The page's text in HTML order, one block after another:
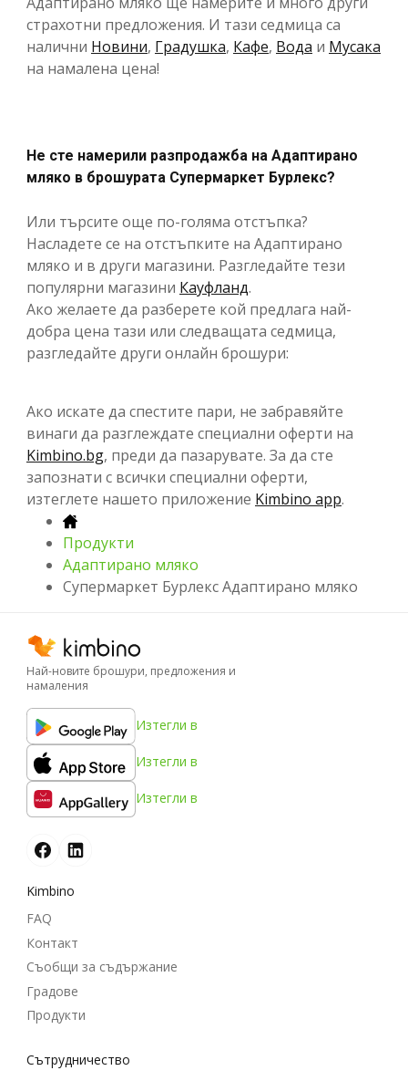
страхотни предложения. И тази седмица са
налични Новини, Градушка, Кафе, Вода и Мусака
на намалена цена!
Не сте намерили разпродажба на Адаптирано
мляко в брошурата Супермаркет Бурлекс?
Или търсите още по-голяма отстъпка?
Насладете се на отстъпките на Адаптирано
мляко и в други магазини. Разгледайте тези
популярни магазини Кауфланд.
Ако желаете да разберете кой предлага най-
добра цена тази или следващата седмица,
разгледайте други онлайн брошури:
Ако искате да спестите пари, не забравяйте
винаги да разглеждате специални оферти на
Kimbino.bg, преди да пазарувате. За да сте
запознати с всички специални оферти,
изтеглете нашето приложение Kimbino app.
Продукти
Адаптирано мляко
Супермаркет Бурлекс Адаптирано мляко
Най-новите брошури, предложения и
намаления
Изтегли в
Изтегли в
Изтегли в
Kimbino
FAQ
Контакт
Съобщи за съдържание
Градове
Продукти
Cътрудничество